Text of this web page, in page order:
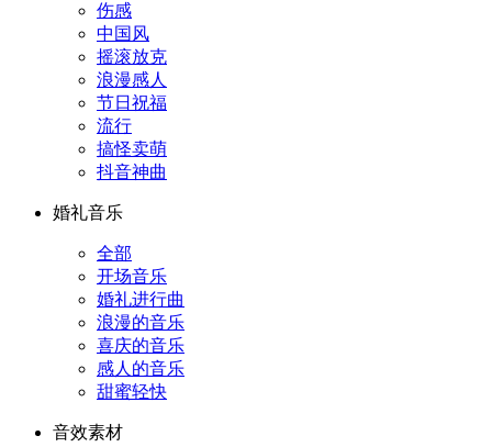
伤感
中国风
摇滚放克
浪漫感人
节日祝福
流行
搞怪卖萌
抖音神曲
婚礼音乐
全部
开场音乐
婚礼进行曲
浪漫的音乐
喜庆的音乐
感人的音乐
甜蜜轻快
音效素材